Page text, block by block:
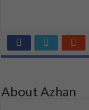
About Azhan